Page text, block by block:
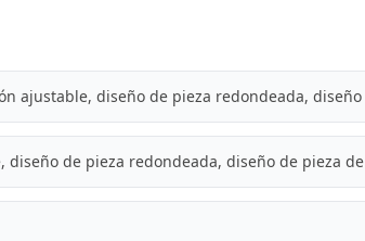
ajustable, diseño de pieza redondeada,
de pieza redondeada, diseño de pieza